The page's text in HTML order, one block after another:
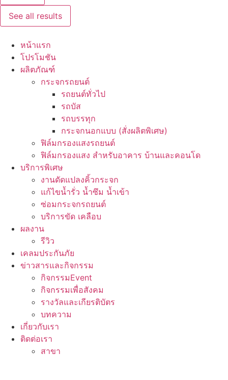
See all results
หน้าแรก
โปรโมชัน
ผลิตภัณฑ์
กระจกรถยนต์
รถยนต์ทั่วไป
รถบัส
รถบรรทุก
กระจกนอกแบบ (สั่งผลิตพิเศษ)
ฟิล์มกรองแสงรถยนต์
ฟิล์มกรองแสง สำหรับอาคาร บ้านและคอนโด
บริการพิเศษ
งานดัดแปลงคิ้วกระจก
แก้ไขน้ำรั่ว น้ำซึม น้ำเข้า
ซ่อมกระจกรถยนต์
บริการขัด เคลือบ
ผลงาน
รีวิว
เคลมประกันภัย
ข่าวสารและกิจกรรม
กิจกรรมEvent
กิจกรรมเพื่อสังคม
รางวัลและเกียรติบัตร
บทความ
เกี่ยวกับเรา
ติดต่อเรา
สาขา